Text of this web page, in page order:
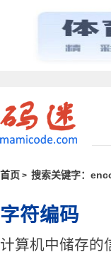
首页 > 搜索关键字：
字符编码
计算机中储存的